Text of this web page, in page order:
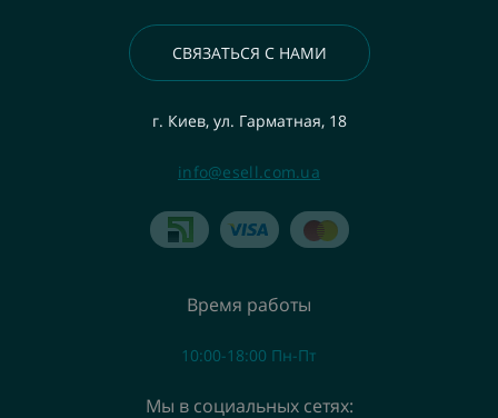
СВЯЗАТЬСЯ С НАМИ
г. Киев, ул. Гарматная, 18
info@esell.com.ua
Время работы
10:00-18:00 Пн-Пт
Мы в социальных сетях: